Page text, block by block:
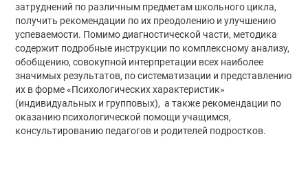
затруднений по различным предметам школьного цикла,
получить рекомендации по их преодолению и улучшению
успеваемости. Помимо диагностической части, методика
содержит подробные инструкции по комплексному анализу,
обобщению, совокупной интерпретации всех наиболее
значимых результатов, по систематизации и представлению
их в форме «Психологических характеристик»
(индивидуальных и групповых), а также рекомендации по
оказанию психологической помощи учащимся,
консультированию педагогов и родителей подростков.